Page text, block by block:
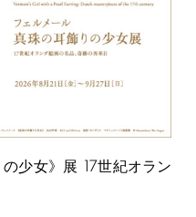
少女》展 17世紀オラン